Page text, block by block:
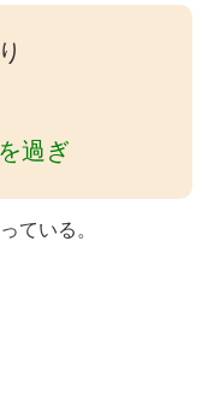
過ぎ
ている。